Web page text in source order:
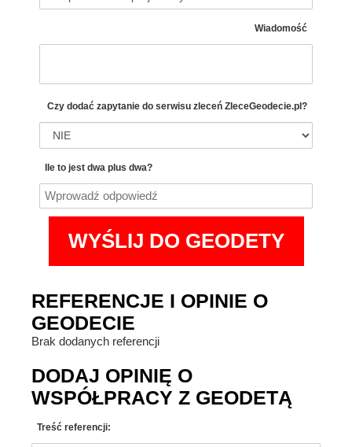
Wiadomość
Czy dodać zapytanie do serwisu zleceń ZleceGeodecie.pl?
Ile to jest dwa plus dwa?
REFERENCJE I OPINIE O
GEODECIE
Brak dodanych referencji
DODAJ OPINIĘ O
WSPÓŁPRACY Z GEODETĄ
Treść referencji: